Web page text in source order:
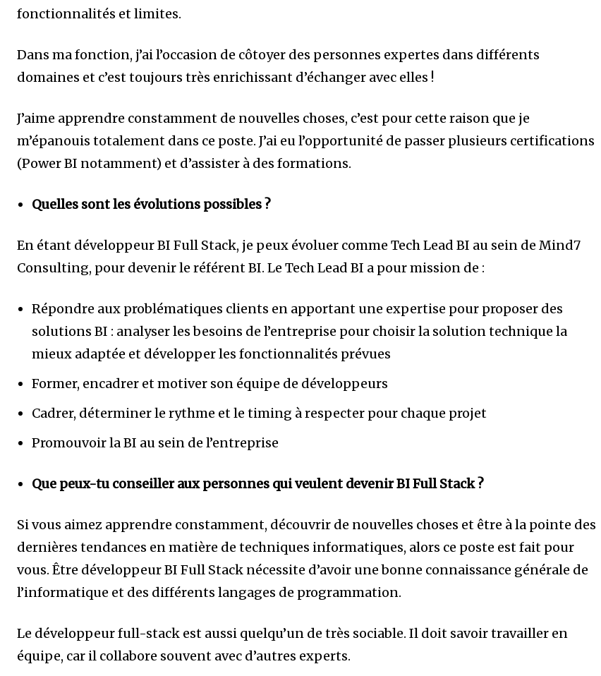
fonctionnalités et limites.
Dans ma fonction, j’ai l’occasion de côtoyer des personnes expertes dans différents
domaines et c’est toujours très enrichissant d’échanger avec elles !
J’aime apprendre constamment de nouvelles choses, c’est pour cette raison que je
m’épanouis totalement dans ce poste. J’ai eu l’opportunité de passer plusieurs certifications
(Power BI notamment) et d’assister à des formations.
Quelles sont les évolutions possibles ?
En étant développeur BI Full Stack, je peux évoluer comme Tech Lead BI au sein de Mind7
Consulting, pour devenir le référent BI. Le Tech Lead BI a pour mission de :
Répondre aux problématiques clients en apportant une expertise pour proposer des
solutions BI : analyser les besoins de l’entreprise pour choisir la solution technique la
mieux adaptée et développer les fonctionnalités prévues
Former, encadrer et motiver son équipe de développeurs
Cadrer, déterminer le rythme et le timing à respecter pour chaque projet
Promouvoir la BI au sein de l’entreprise
Que peux-tu conseiller aux personnes qui veulent devenir BI Full Stack ?
Si vous aimez apprendre constamment, découvrir de nouvelles choses et être à la pointe des
dernières tendances en matière de techniques informatiques, alors ce poste est fait pour
vous. Être développeur BI Full Stack nécessite d’avoir une bonne connaissance générale de
l’informatique et des différents langages de programmation.
Le développeur full-stack est aussi quelqu’un de très sociable. Il doit savoir travailler en
équipe, car il collabore souvent avec d’autres experts.